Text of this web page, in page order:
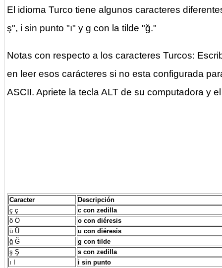
El idioma Turco tiene algunos caracteres
ş", i sin punto "ı" y g con la tilde "ğ."
Notas con respecto a los caracteres Turcos:
en leer esos carácteres si no esta configurada
ASCII. Apriete la tecla ALT de su computadora y
Caracter
Descripción
ç ç
c con zedilla
ö Ö
o con diéresis
ü Ü
u con diéresis
ğ Ğ
g con tilde
ş Ş
s con zedilla
ı I
i sin punto